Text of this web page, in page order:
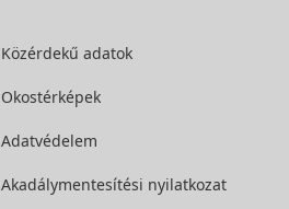
Közérdekű adatok
Okostérképek
Adatvédelem
Akadálymentesítési nyilatkozat